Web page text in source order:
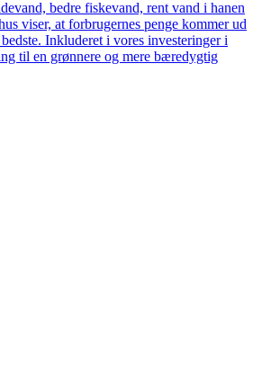
bedre fiskevand, rent vand i hanen
viser, at forbrugernes penge kommer ud
Inkluderet i vores investeringer i
til en grønnere og mere bæredygtig